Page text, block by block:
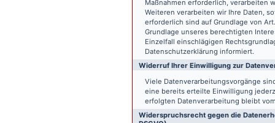
Maßnahmen erforderlich, verarbeiten
Weiteren verarbeiten wir Ihre Daten,
erforderlich sind auf Grundlage von
Grundlage unseres berechtigten
Einzelfall einschlägigen
Datenschutzerklärung informiert.
Widerruf Ihrer Einwilligung zur
Viele Datenverarbeitungsvorgänge
eine bereits erteilte Einwilligung
erfolgten Datenverarbeitung bleibt
Widerspruchsrecht gegen die